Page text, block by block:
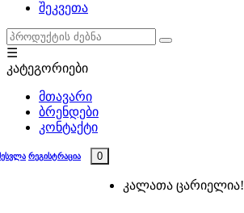
შეკვეთა
☰
კატეგორიები
მთავარი
ბრენდები
კონტაქტი
რეგისტრაცია 0
კალათა ცარიელია!